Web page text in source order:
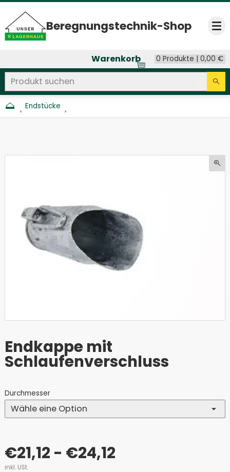
Beregnungs­technik-Shop
Warenkorb 0 Produkte |0,00€
Seitenweite Suche
Produkt suchen
Endstücke
Endkappe mit
Schlaufenverschluss
Durchmesser
€21,12 - €24,12
inkl. USt.